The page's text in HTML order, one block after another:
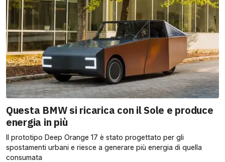
Questa BMW si ricarica con il Sole e produce
energia in più
Il prototipo Deep Orange 17 è stato progettato per gli
spostamenti urbani e riesce a generare più energia di quella
consumata